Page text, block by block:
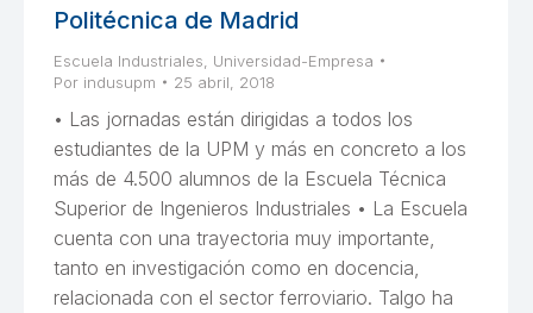
Politécnica de Madrid
Escuela Industriales
Universidad-Empresa
Por indusupm 25 abril, 2018
• Las jornadas están dirigidas a todos los
estudiantes de la UPM y más en concreto a los
más de 4.500 alumnos de la Escuela Técnica
Superior de Ingenieros Industriales • La Escuela
cuenta con una trayectoria muy importante,
tanto en investigación como en docencia,
relacionada con el sector ferroviario. Talgo ha